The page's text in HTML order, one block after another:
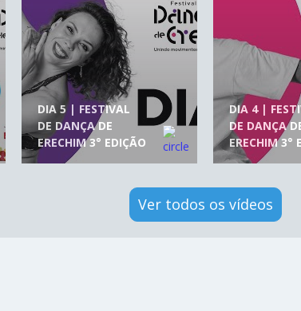
DIA 5 | FESTIVAL
DE DANÇA DE
ERECHIM 3° EDIÇÃO
DIA 4 |
DE DANÇA
ERECHIM 3°
Ver todos os vídeos